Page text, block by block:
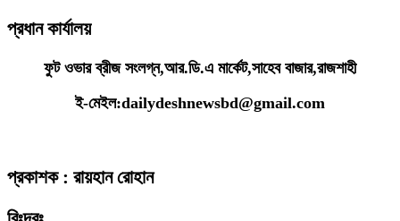
প্রধান কার্যালয়
ফুট ওভার ব্রীজ সংলগ্ন,আর.ডি.এ মার্কেট,সাহেব বাজার,রাজশাহী
ই-মেইল:dailydeshnewsbd@gmail.com
প্রকাশক : রায়হান রোহান